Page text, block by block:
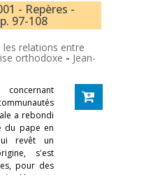
- Repères -
97-108
relations entre
orthodoxe - Jean-
a rebondi
du pape en
revêt un
s'est
pour des